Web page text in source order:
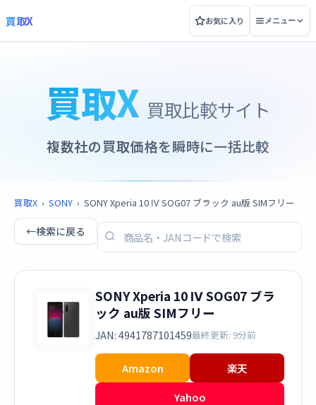
買取X お気に入り メニュー
買取X 買取比較サイト
複数社の買取価格を瞬時に一括比較
買取X › SONY › SONY Xperia 10 Ⅳ SOG07 ブラック au版 SIMフリー
←検索に戻る
SONY Xperia 10 Ⅳ SOG07 ブラ
ック au版 SIMフリー
JAN: 4941787101459最終更新: 9分前
Amazon
楽天
Yahoo